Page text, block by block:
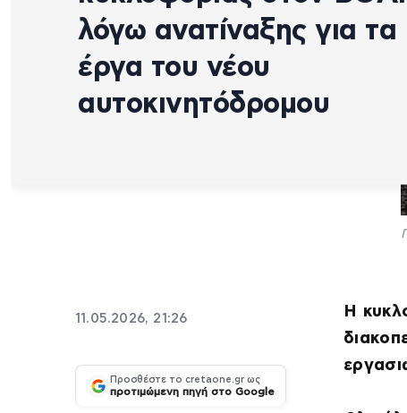
λόγω ανατίναξης για τα
έργα του νέου
αυτοκινητόδρομου
11.05.2026, 21:26
Προσθέστε το cretaone.gr ως
προτιμώμενη πηγή στο Google
Η